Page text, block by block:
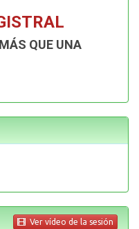
QUE UNA
Ver vídeo de la sesión